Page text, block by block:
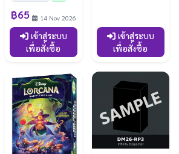
฿65 14 Nov 2026
เข้าสู่ระบบ
เพื่อสั่งซื้อ
เข้าสู่ระบบ
เพื่อสั่งซื้อ